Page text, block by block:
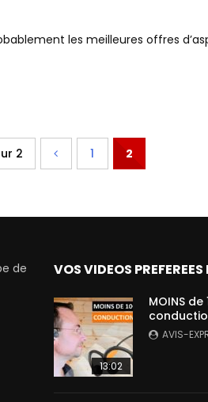
les meilleures offres
2 1 2
de
VOS VIDEOS
13:02
MOINS
AVIS-